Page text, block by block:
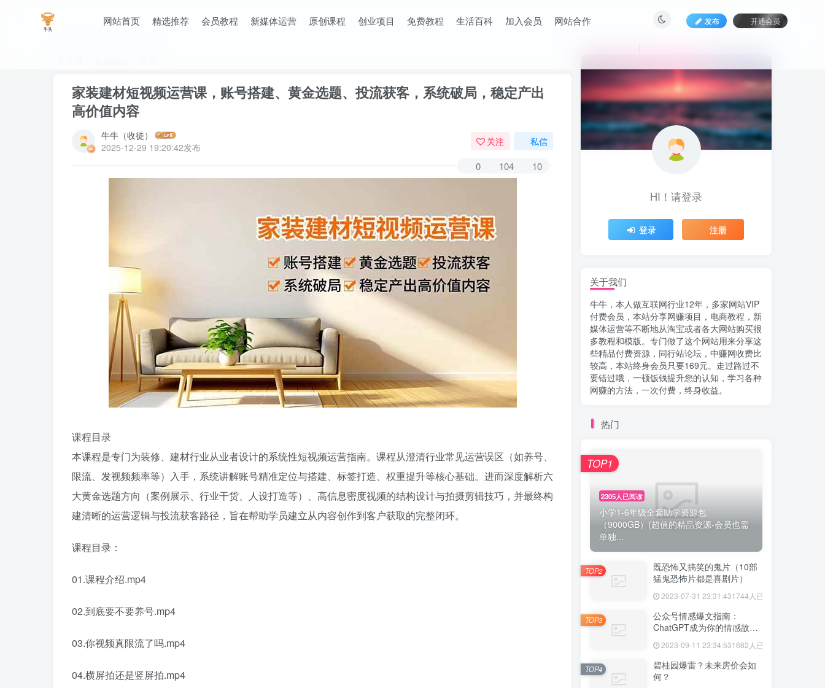
网站首页 精选推荐 会员教程 新媒体运营 原创课程 创业项目 免费教程 生活百科 加入会员 网站合作 发布 开通会员
家装建材短视频运营课，账号搭建、黄金选题、投流获客，系统破局，稳定产出
高价值内容
牛牛（收徒）
2025-12-29 19:20:42发布
关注 私信
0 104 10
课程目录
本课程是专门为装修、建材行业从业者设计的系统性短视频运营指南。课程从澄清行业常见运营误区（如养号、
限流、发视频频率等）入手，系统讲解账号精准定位与搭建、标签打造、权重提升等核心基础。进而深度解析六
大黄金选题方向（案例展示、行业干货、人设打造等）、高信息密度视频的结构设计与拍摄剪辑技巧，并最终构
建清晰的运营逻辑与投流获客路径，旨在帮助学员建立从内容创作到客户获取的完整闭环。
课程目录：
01.课程介绍.mp4
02.到底要不要养号.mp4
03.你视频真限流了吗.mp4
04.横屏拍还是竖屏拍.mp4
HI！请登录
HI！请登录
登录 注册
关于我们
牛牛，本人做互联网行业12年，多家网站VIP
付费会员，本站分享网赚项目，电商教程，新
媒体运营等不断地从淘宝或者各大网站购买很
多教程和模版。专门做了这个网站用来分享这
些精品付费资源，同行站论坛，中赚网收费比
较高，本站终身会员只要169元。走过路过不
要错过哦，一顿饭钱提升您的认知，学习各种
网赚的方法，一次付费，终身收益。
热门
2305人已阅读
小学1-6年级全套助学资源包
（9000GB）(超值的精品资源-会员也需
单独...
TOP1
既恐怖又搞笑的鬼片（10部
猛鬼恐怖片都是喜剧片）
2023-07-31 23:31:431744人已阅读
TOP2
公众号情感爆文指南：
ChatGPT成为你的情感故事
好帮手！
2023-09-11 23:34:531682人已阅读
TOP3
碧桂园爆雷？未来房价会如
何？
TOP4